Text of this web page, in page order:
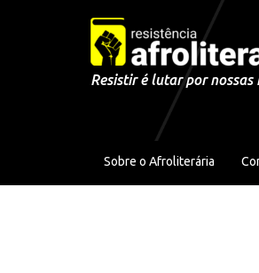
Pular para o conteúdo
Resistir é lutar por nossas
Sobre o Afroliterária